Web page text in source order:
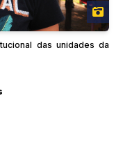
das unidades da